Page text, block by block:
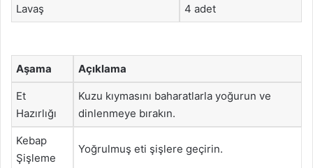
Lavaş 4 adet
Aşama Açıklama
Et
Hazırlığı
Kuzu kıymasını baharatlarla yoğurun ve
dinlenmeye bırakın.
Kebap
Şişleme
Yoğrulmuş eti şişlere geçirin.